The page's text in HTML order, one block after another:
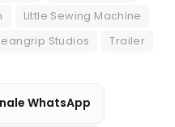
Little Sewing Machine
Studios Trailer
WhatsApp